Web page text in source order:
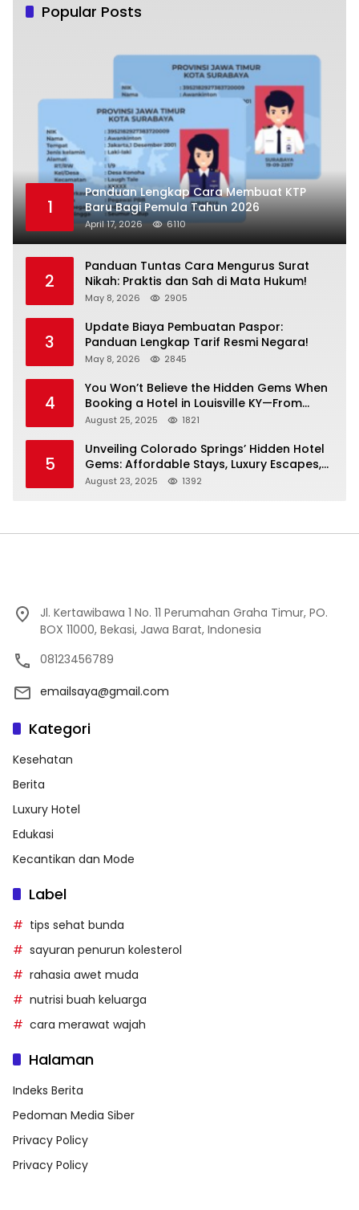
Popular Posts
1
Panduan Lengkap Cara Membuat KTP
Baru Bagi Pemula Tahun 2026
April 17, 2026 6110
2
Panduan Tuntas Cara Mengurus Surat
Nikah: Praktis dan Sah di Mata Hukum!
May 8, 2026 2905
3
Update Biaya Pembuatan Paspor:
Panduan Lengkap Tarif Resmi Negara!
May 8, 2026 2845
4
You Won’t Believe the Hidden Gems When
Booking a Hotel in Louisville KY—From
Cheap to Luxe!
August 25, 2025 1821
5
Unveiling Colorado Springs’ Hidden Hotel
Gems: Affordable Stays, Luxury Escapes,
and Everything In Between!
August 23, 2025 1392
Jl. Kertawibawa 1 No. 11 Perumahan Graha Timur, PO.
BOX 11000, Bekasi, Jawa Barat, Indonesia
08123456789
emailsaya@gmail.com
Kategori
Kesehatan
Berita
Luxury Hotel
Edukasi
Kecantikan dan Mode
Label
tips sehat bunda
sayuran penurun kolesterol
rahasia awet muda
nutrisi buah keluarga
cara merawat wajah
Halaman
Indeks Berita
Pedoman Media Siber
Privacy Policy
Privacy Policy